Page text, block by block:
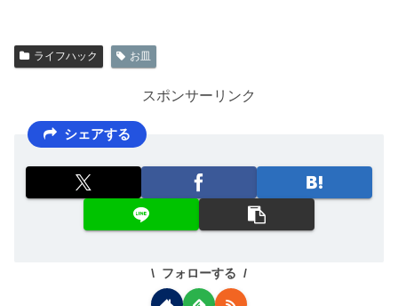
ライフハック お皿
スポンサーリンク
シェアする
フォローする